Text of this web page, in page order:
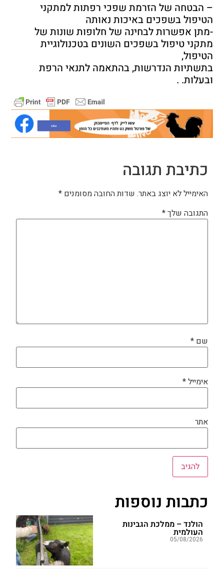
– הבטחה של הזרמת שפכי רפתות למתקני
הטיפול בשפכים באיכות נאותה
-מתן אפשרות לבחינה של חלופות שונות של
מתקני טיפול בשפכים השונים בטכנולוגיית
הטיפול,
בתשתיות הנדרשות, בהתאמה לתנאי הרפת
ובעלות. .
כתיבת תגובה
האימייל לא יוצג באתר. שדות החובה מסומנים *
התגובה שלך*
שם *
אימייל*
אתר
כתבות נוספות
הולנד – ממלכת הגבינות
העולמית
05/08/2026